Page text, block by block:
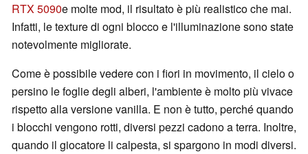
RTX 5090e molte mod, il risultato è più realistico che mai.
Infatti, le texture di ogni blocco e l'illuminazione sono state
notevolmente migliorate.
Come è possibile vedere con i fiori in movimento, il cielo o
persino le foglie degli alberi, l'ambiente è molto più vivace
rispetto alla versione vanilla. E non è tutto, perché quando
i blocchi vengono rotti, diversi pezzi cadono a terra. Inoltre,
quando il giocatore li calpesta, si spargono in modi diversi.